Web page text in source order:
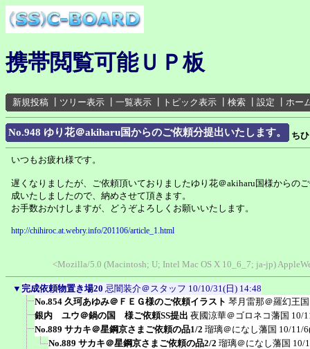
携帯閲覧可能ＵＰ板
新規投稿 ツリー表示 一覧表示 トピック表示 検索 設定 ホー
No.948 ゆり花＠akiharu国からのご依頼分提出いたします。 ち
いつもお疲れ様です。
遅くなりましたが、ご依頼頂いておりましたゆり花＠akiharu国様からの
成いたしましたので、納めさせて頂きます。
お手数おかけしますが、どうぞよろしくお願いいたします。
http://chihiroc.at.webry.info/201106/article_1.html
<Mozilla/5.0 (Macintosh; U; Intel Mac OS X 10_6_7; ja-jp)
▼ 完成依頼物置き場20 忌闇装介＠スタッフ 10/10/31(日) 14:48
No.854 久珂あゆみ＠ＦＥＧ様のご依頼イラスト 琴月雷那＠羅幻王国
銀内 ユウ＠鍋の国 様ご依頼SS提出 夜國涼華＠ゴロネコ藩国 10/
No.889 サカキ＠星鋼京さまご依頼の品1/2 瑠璃＠になし藩国 10/11/
No.889 サカキ＠星鋼京さまご依頼の品2/2 瑠璃＠になし藩国 10/